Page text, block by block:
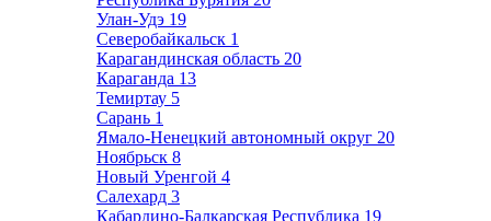
Улан-Удэ 19
Северобайкальск 1
Карагандинская область 20
Караганда 13
Темиртау 5
Сарань 1
Ямало-Ненецкий автономный округ 20
Ноябрьск 8
Новый Уренгой 4
Салехард 3
Кабардино-Балкарская Республика 19